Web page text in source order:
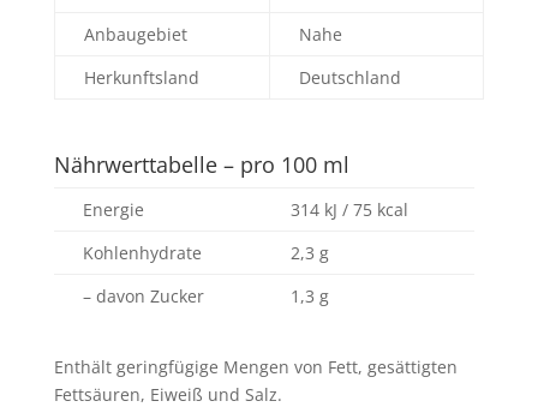
Anbaugebiet
Nahe
Herkunftsland
Deutschland
Nährwerttabelle – pro 100 ml
Energie
314 kJ / 75 kcal
Kohlenhydrate
2,3 g
– davon Zucker
1,3 g
Enthält geringfügige Mengen von Fett, gesättigten
Fettsäuren, Eiweiß und Salz.